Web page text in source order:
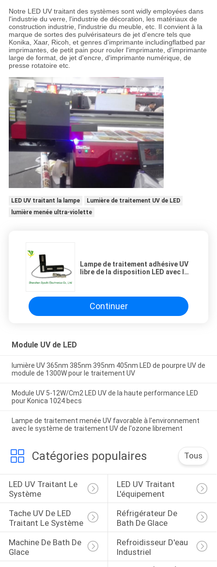
Notre LED UV traitant des systèmes sont widly employées dans
l'industrie du verre, l'industrie de décoration, les matériaux de
construction industrie, l'industrie du meuble, etc. Il convient à la
marque de sortes des pulvérisateurs de jet d'encre tels que
Konika, Xaar, Ricoh, et genres d'imprimante includingflatbed par
imprimantes, de petit pain pour rouler l'imprimante, d'imprimante
large de format, de jet d'encre, d'imprimante numérique, de
presse rotatoire etc.
LED UV traitant la lampe
Lumière de traitement UV de LED
lumière menée ultra-violette
Lampe de traitement adhésive UV
libre de la disposition LED avec la
Continuer
Module UV de LED
lumière UV 365nm 385nm 395nm 405nm LED de pourpre UV de
module de 1300W pour le traitement UV
Module UV 5-12W/Cm2 LED UV de la haute performance LED
pour Konica 1024 becs
Lampe de traitement menée UV favorable à l'environnement
avec le système de traitement UV de l'ozone librement
Catégories populaires Tous
LED UV Traitant Le
Système
LED UV Traitant
L'équipement
Tache UV De LED
Traitant Le Système
Réfrigérateur De
Bath De Glace
Machine De Bath De
Glace
Refroidisseur D'eau
Industriel